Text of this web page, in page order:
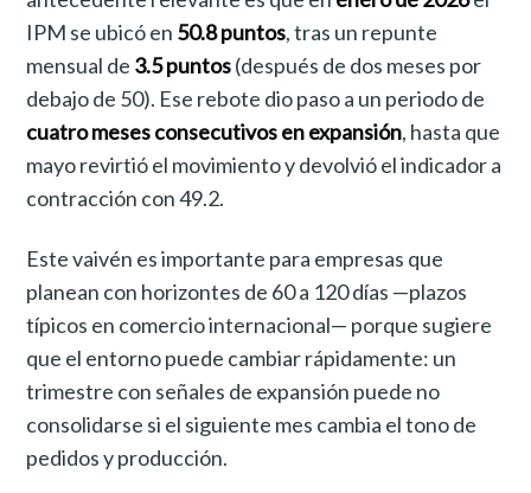
IPM se ubicó en 50.8 puntos, tras un repunte
mensual de 3.5 puntos(después de dos meses por
debajo de 50). Ese rebote dio paso a un periodo de
cuatro meses consecutivos en expansión, hasta que
mayo revirtió el movimiento y devolvió el indicador a
contracción con 49.2.
Este vaivén es importante para empresas que
planean con horizontes de 60 a 120 días —plazos
típicos en comercio internacional— porque sugiere
que el entorno puede cambiar rápidamente: un
trimestre con señales de expansión puede no
consolidarse si el siguiente mes cambia el tono de
pedidos y producción.